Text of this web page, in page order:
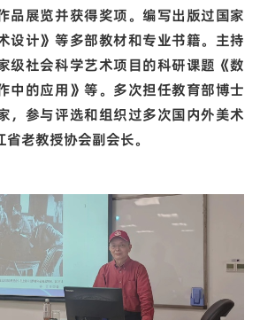
品展览并获得奖项。编写出版过国家
设计》等多部教材和专业书籍。主持
级社会科学艺术项目的科研课题《数
中的应用》等。多次担任教育部博士
，参与评选和组织过多次国内外美术
老教授协会副会长。